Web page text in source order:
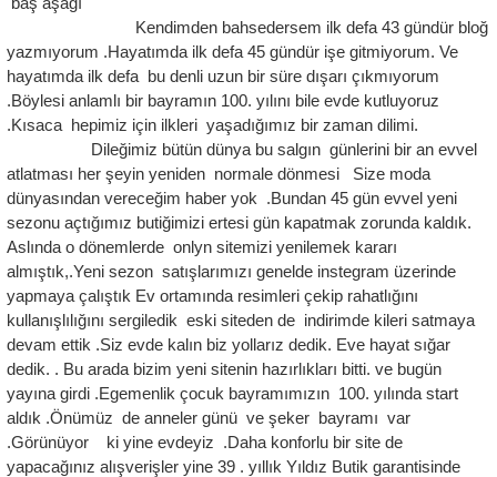
Kendimden bahsedersem ilk defa 43 gündür bloğ
yazmıyorum .Hayatımda ilk defa 45 gündür işe gitmiyorum. Ve
hayatımda ilk defa bu denli uzun bir süre dışarı çıkmıyorum
.Böylesi anlamlı bir bayramın 100. yılını bile evde kutluyoruz
.Kısaca hepimiz için ilkleri yaşadığımız bir zaman dilimi.
Dileğimiz bütün dünya bu salgın günlerini bir an evvel
atlatması her şeyin yeniden normale dönmesi Size moda
dünyasından vereceğim haber yok .Bundan 45 gün evvel yeni
sezonu açtığımız butiğimizi ertesi gün kapatmak zorunda kaldık.
Aslında o dönemlerde onlyn sitemizi yenilemek kararı
almıştık,.Yeni sezon satışlarımızı genelde instegram üzerinde
yapmaya çalıştık Ev ortamında resimleri çekip rahatlığını
kullanışlılığını sergiledik eski siteden de indirimde kileri satmaya
devam ettik .Siz evde kalın biz yollarız dedik. Eve hayat sığar
dedik. . Bu arada bizim yeni sitenin hazırlıkları bitti. ve bugün
yayına girdi .Egemenlik çocuk bayramımızın 100. yılında start
aldık .Önümüz de anneler günü ve şeker bayramı var
.Görünüyor ki yine evdeyiz .Daha konforlu bir site de
yapacağınız alışverişler yine 39 . yıllık Yıldız Butik garantisinde